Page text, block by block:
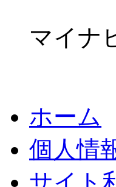
マイナ
ホーム
個人情